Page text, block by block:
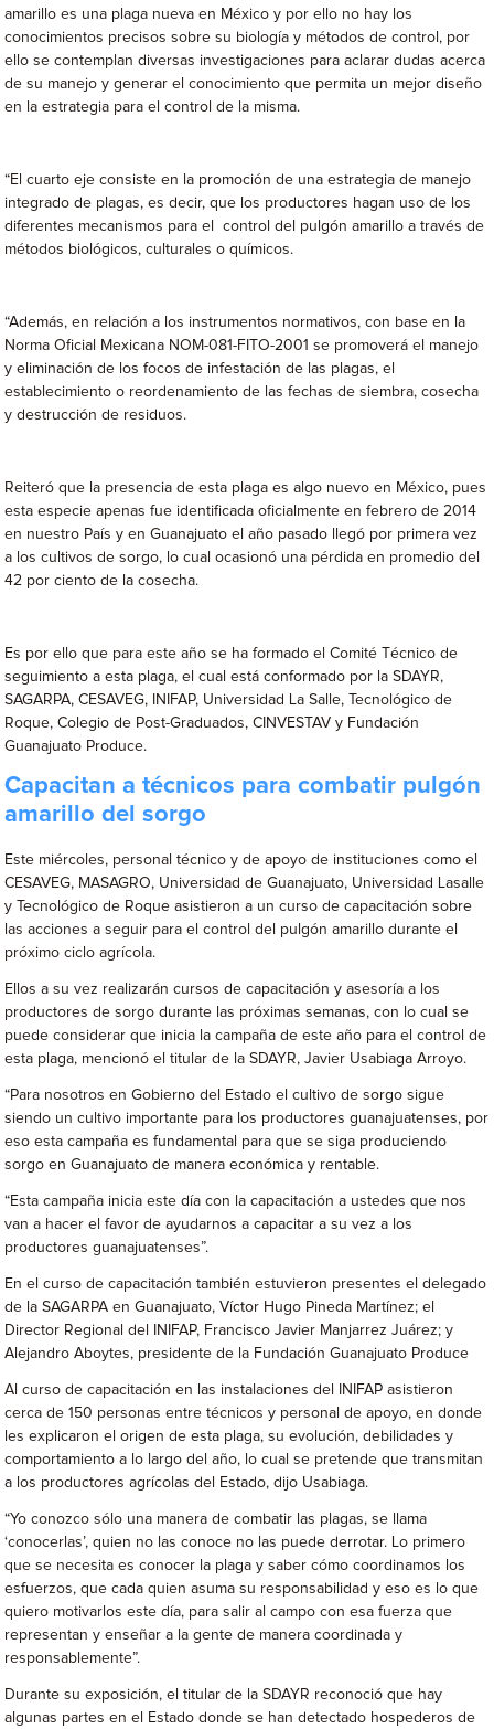
amarillo es una plaga nueva en México y por ello no hay los
conocimientos precisos sobre su biología y métodos de control, por
ello se contemplan diversas investigaciones para aclarar dudas acerca
de su manejo y generar el conocimiento que permita un mejor diseño
en la estrategia para el control de la misma.
“El cuarto eje consiste en la promoción de una estrategia de manejo
integrado de plagas, es decir, que los productores hagan uso de los
diferentes mecanismos para el control del pulgón amarillo a través de
métodos biológicos, culturales o químicos.
“Además, en relación a los instrumentos normativos, con base en la
Norma Oficial Mexicana NOM-081-FITO-2001 se promoverá el manejo
y eliminación de los focos de infestación de las plagas, el
establecimiento o reordenamiento de las fechas de siembra, cosecha
y destrucción de residuos.
Reiteró que la presencia de esta plaga es algo nuevo en México, pues
esta especie apenas fue identificada oficialmente en febrero de 2014
en nuestro País y en Guanajuato el año pasado llegó por primera vez
a los cultivos de sorgo, lo cual ocasionó una pérdida en promedio del
42 por ciento de la cosecha.
Es por ello que para este año se ha formado el Comité Técnico de
seguimiento a esta plaga, el cual está conformado por la SDAYR,
SAGARPA, CESAVEG, INIFAP, Universidad La Salle, Tecnológico de
Roque, Colegio de Post-Graduados, CINVESTAV y Fundación
Guanajuato Produce.
Capacitan a técnicos para combatir pulgón
amarillo del sorgo
Este miércoles, personal técnico y de apoyo de instituciones como el
CESAVEG, MASAGRO, Universidad de Guanajuato, Universidad Lasalle
y Tecnológico de Roque asistieron a un curso de capacitación sobre
las acciones a seguir para el control del pulgón amarillo durante el
próximo ciclo agrícola.
Ellos a su vez realizarán cursos de capacitación y asesoría a los
productores de sorgo durante las próximas semanas, con lo cual se
puede considerar que inicia la campaña de este año para el control de
esta plaga, mencionó el titular de la SDAYR, Javier Usabiaga Arroyo.
“Para nosotros en Gobierno del Estado el cultivo de sorgo sigue
siendo un cultivo importante para los productores guanajuatenses, por
eso esta campaña es fundamental para que se siga produciendo
sorgo en Guanajuato de manera económica y rentable.
“Esta campaña inicia este día con la capacitación a ustedes que nos
van a hacer el favor de ayudarnos a capacitar a su vez a los
productores guanajuatenses”.
En el curso de capacitación también estuvieron presentes el delegado
de la SAGARPA en Guanajuato, Víctor Hugo Pineda Martínez; el
Director Regional del INIFAP, Francisco Javier Manjarrez Juárez; y
Alejandro Aboytes, presidente de la Fundación Guanajuato Produce
Al curso de capacitación en las instalaciones del INIFAP asistieron
cerca de 150 personas entre técnicos y personal de apoyo, en donde
les explicaron el origen de esta plaga, su evolución, debilidades y
comportamiento a lo largo del año, lo cual se pretende que transmitan
a los productores agrícolas del Estado, dijo Usabiaga.
“Yo conozco sólo una manera de combatir las plagas, se llama
‘conocerlas’, quien no las conoce no las puede derrotar. Lo primero
que se necesita es conocer la plaga y saber cómo coordinamos los
esfuerzos, que cada quien asuma su responsabilidad y eso es lo que
quiero motivarlos este día, para salir al campo con esa fuerza que
representan y enseñar a la gente de manera coordinada y
responsablemente”.
Durante su exposición, el titular de la SDAYR reconoció que hay
algunas partes en el Estado donde se han detectado hospederos de